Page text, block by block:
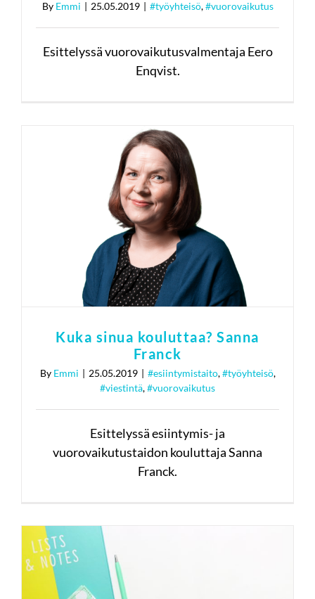
By Emmi | 25.05.2019 | #työyhteisö,#vuorovaikutus
Esittelyssä vuorovaikutusvalmentaja Eero
Enqvist.
Kuka sinua kouluttaa? Sanna
Franck
#esiintymistaito #työyhteisö #viestintä
#vuorovaikutus
Kuka sinua kouluttaa? Sanna
Franck
By Emmi | 25.05.2019 | #esiintymistaito,#työyhteisö,
#viestintä,#vuorovaikutus
Esittelyssä esiintymis- ja
vuorovaikutustaidon kouluttaja Sanna
Franck.
Työyhteisön